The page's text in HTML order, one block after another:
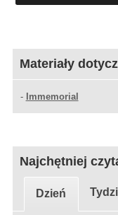
Materiały
- Immemorial
Najchętniej
Dzień